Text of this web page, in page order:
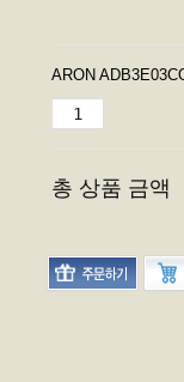
ARON
총 상품 금액